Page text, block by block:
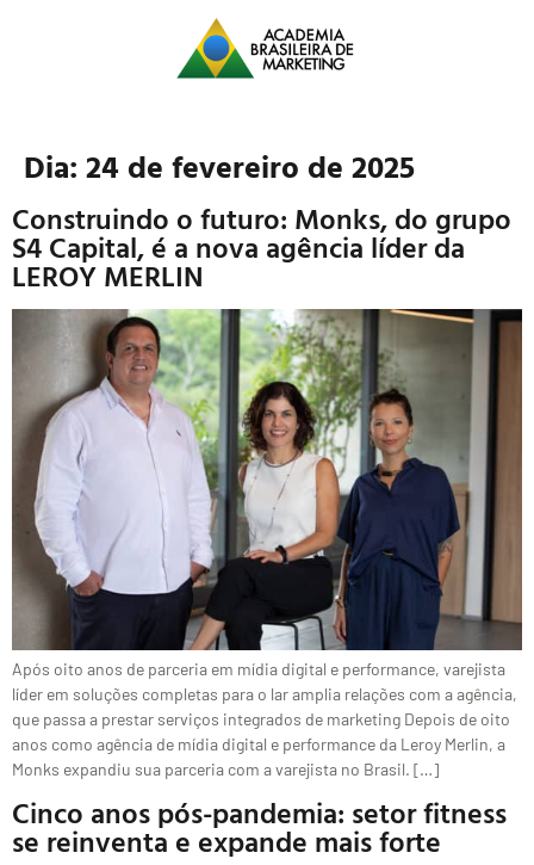
Dia: 24 de fevereiro de 2025
Construindo o futuro: Monks, do grupo
S4 Capital, é a nova agência líder da
LEROY MERLIN
Após oito anos de parceria em mídia digital e performance, varejista
líder em soluções completas para o lar amplia relações com a agência,
que passa a prestar serviços integrados de marketing Depois de oito
anos como agência de mídia digital e performance da Leroy Merlin, a
Monks expandiu sua parceria com a varejista no Brasil. […]
Cinco anos pós-pandemia: setor fitness
se reinventa e expande mais forte